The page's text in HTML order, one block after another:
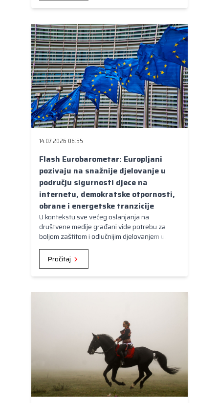
14.07.2026 06:55
Flash Eurobarometar: Europljani
pozivaju na snažnije djelovanje u
području sigurnosti djece na
internetu, demokratske otpornosti,
obrane i energetske tranzicije
U kontekstu sve većeg oslanjanja na
društvene medije građani vide potrebu za
boljom zaštitom i odlučnijim djelovanjem u
Pročitaj